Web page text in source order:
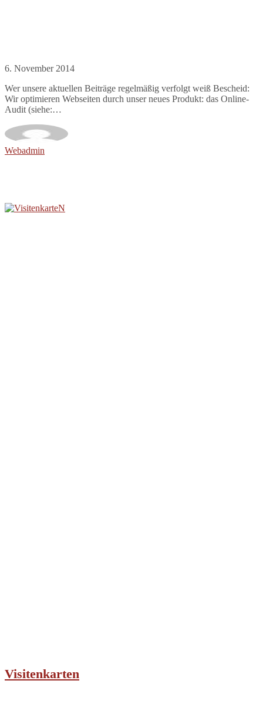
6. November 2014
Wer unsere aktuellen Beiträge regelmäßig verfolgt weiß Bescheid:
Wir optimieren Webseiten durch unser neues Produkt: das Online-
Audit (siehe:…
Webadmin
Visitenkarten